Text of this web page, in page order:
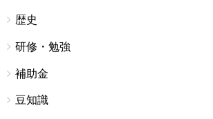
歴史
研修・勉強
補助金
豆知識